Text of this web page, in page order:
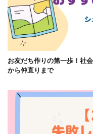
お友だち作りの第一歩！社
から仲直りまで